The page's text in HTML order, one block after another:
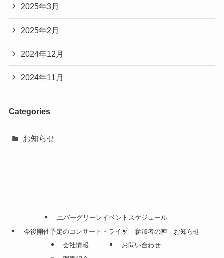
2025年3月
2025年2月
2024年12月
2024年11月
Categories
お知らせ
エバーグリーンイベントスケジュール
今後開催予定のコンサート・ライブ
参加者の声
お知らせ
会社情報
お問い合わせ